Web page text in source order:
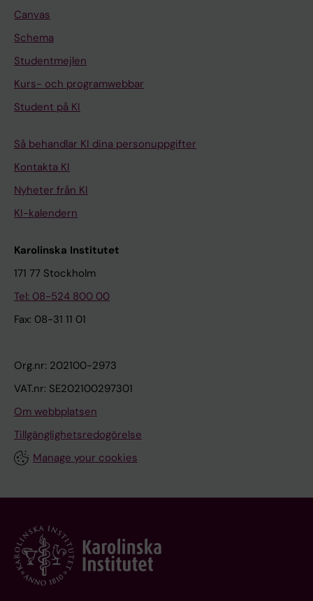
Canvas
Schema
Studentmejlen
Kurs- och programwebbar
Student på KI
Så behandlar KI dina personuppgifter
Kontakta KI
Nyheter från KI
KI-kalendern
Karolinska Institutet
171 77 Stockholm
Tel: 08-524 800 00
Fax: 08-31 11 01
Org.nr: 202100-2973
VAT.nr: SE202100297301
Om webbplatsen
Tillgänglighetsredogörelse
Manage your cookies